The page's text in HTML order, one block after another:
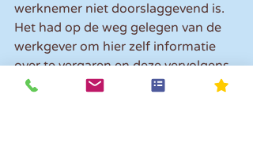
werknemer niet doorslaggevend is.
Het had op de weg gelegen van de
werkgever om hier zelf informatie
over te vergaren en deze vervolgens
te delen met de werknemer, zodat